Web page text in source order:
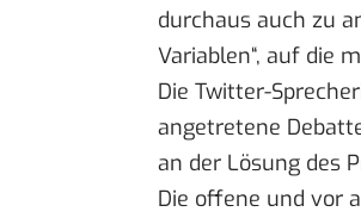
durchaus auch zu
Variablen“, auf die
Die Twitter-
angetretene
an der Lösung des
Die offene und vor